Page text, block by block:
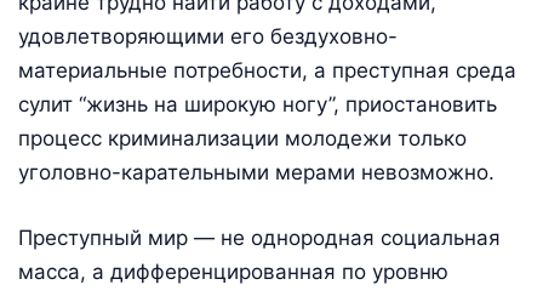
удовлетворяющими его бездуховно-
материальные потребности, а преступная среда
сулит “жизнь на широкую ногу”, приостановить
процесс криминализации молодежи только
уголовно-карательными мерами невозможно.
Преступный мир — не однородная социальная
масса, а дифференцированная по уровню